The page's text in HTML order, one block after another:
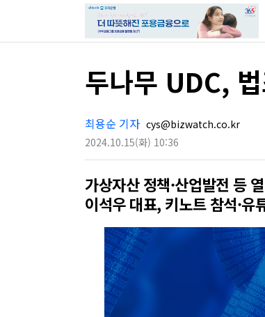
두나무 UDC,
최용순 기자 cys@bizwatch.co.kr
2024.10.15(화) 10:36
가상자산 정책·산업발전 등
이석우 대표, 키노트 참석·유